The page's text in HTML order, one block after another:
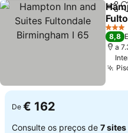
65
Ver
3
8,8
a
De € 162
Consulte os preços de 7 sites